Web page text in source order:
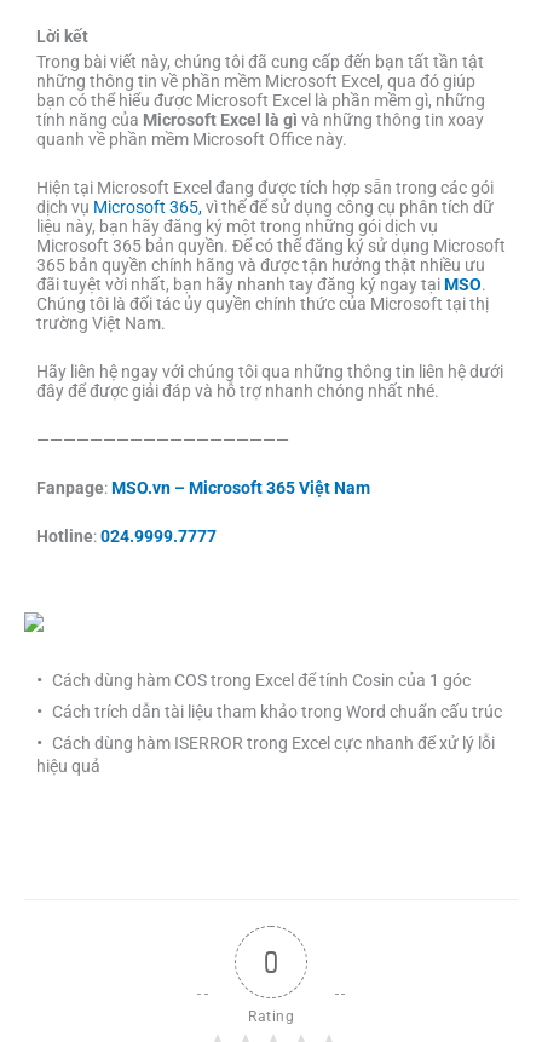
Lời kết
Trong bài viết này, chúng tôi đã cung cấp đến bạn tất tần tật
những thông tin về phần mềm Microsoft Excel, qua đó giúp
bạn có thể hiểu được Microsoft Excel là phần mềm gì, những
tính năng của Microsoft Excel là gì và những thông tin xoay
quanh về phần mềm Microsoft Office này.
Hiện tại Microsoft Excel đang được tích hợp sẵn trong các gói
dịch vụ Microsoft 365,vì thế để sử dụng công cụ phân tích dữ
liệu này, bạn hãy đăng ký một trong những gói dịch vụ
Microsoft 365 bản quyền. Để có thể đăng ký sử dụng Microsoft
365 bản quyền chính hãng và được tận hưởng thật nhiều ưu
đãi tuyệt vời nhất, bạn hãy nhanh tay đăng ký ngay tạiMSO.
Chúng tôi là đối tác ủy quyền chính thức của Microsoft tại thị
trường Việt Nam.
Hãy liên hệ ngay với chúng tôi qua những thông tin liên hệ dưới
đây để được giải đáp và hỗ trợ nhanh chóng nhất nhé.
———————————————————
Fanpage:MSO.vn – Microsoft 365 Việt Nam
Hotline:024.9999.7777
Cách dùng hàm COS trong Excel để tính Cosin của 1 góc
Cách trích dẫn tài liệu tham khảo trong Word chuẩn cấu trúc
Cách dùng hàm ISERROR trong Excel cực nhanh để xử lý lỗi
hiệu quả
0
Rating